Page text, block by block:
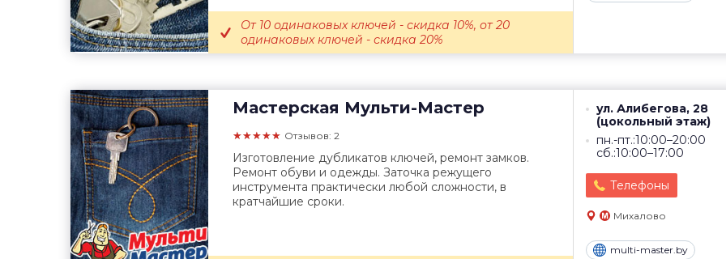
От 10 одинаковых ключей - скидка 10%, от 20
одинаковых ключей - скидка 20%
Мастерская Мульти-Мастер
★★★★★ Отзывов: 2
ул. Алибегова, 28
(цокольный этаж)
пн.-пт.:10:00–20:00
сб.:10:00–17:00
Телефоны
Михалово
multi-master.by
Изготовление дубликатов ключей, ремонт замков.
Ремонт обуви и одежды. Заточка режущего
инструмента практически любой сложности, в
кратчайшие сроки.